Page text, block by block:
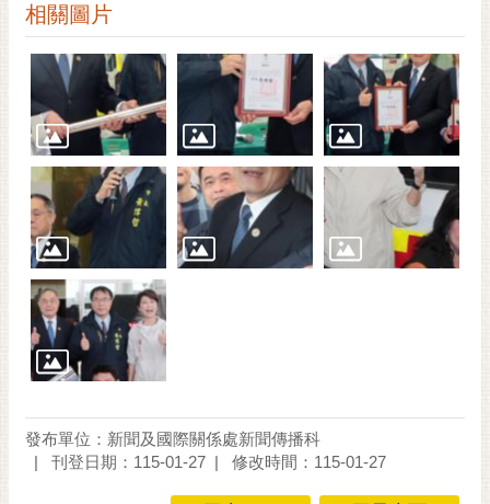
相關圖片
發布單位：新聞及國際關係處新聞傳播科
刊登日期：115-01-27
修改時間：115-01-27